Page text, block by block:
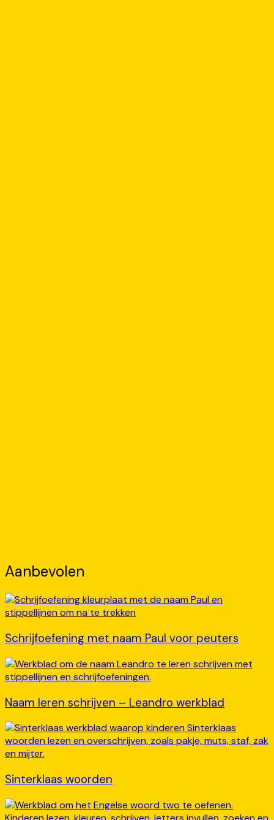
Aanbevolen
Schrijfoefening met naam Paul voor peuters
Naam leren schrijven – Leandro werkblad
Sinterklaas woorden